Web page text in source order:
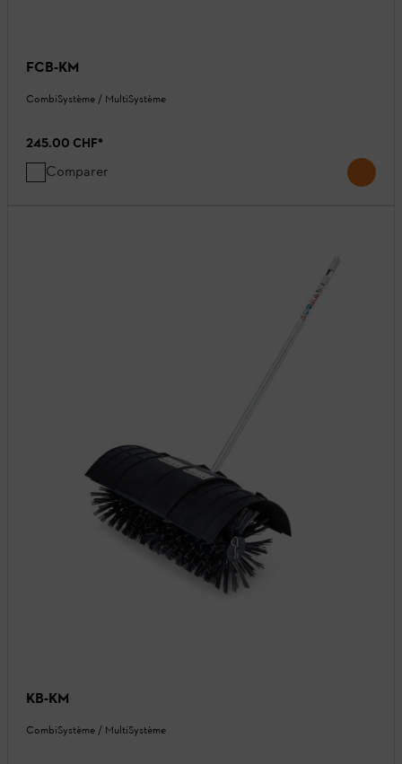
FCB-KM
CombiSystème / MultiSystème
245.00 CHF*
Comparer
KB-KM
CombiSystème / MultiSystème